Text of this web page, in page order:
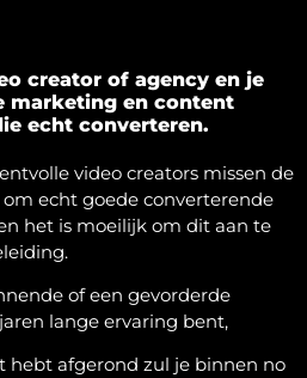
creator of agency en je
marketing en content
echt converteren.
video creators missen de
echt goede converterende
het is moeilijk om dit aan te
of een gevorderde
lange ervaring bent,
hebt afgerond zul je binnen no